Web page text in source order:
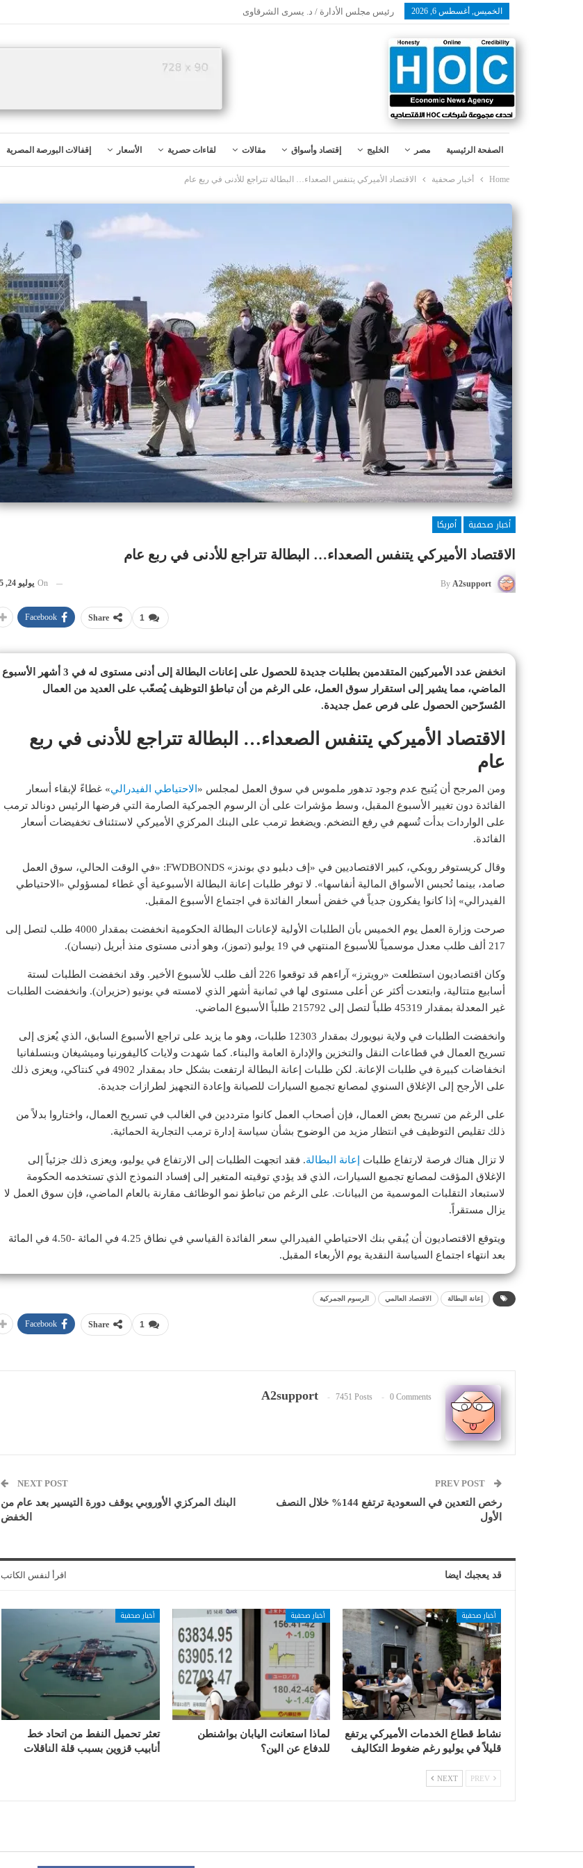
الخميس, أغسطس 6, 2026 رئيس مجلس الأدارة / د. يسرى الشرقاوى
الصفحة الرئيسية مصر الخليج إقتصاد وأسواق مقالات لقاءات حصرية الأسعار إقفالات البورصة المصرية
Home أخبار صحفية الاقتصاد الأميركي يتنفس الصعداء… البطالة تتراجع للأدنى في ربع عام
أخبار صحفية
أمريكا
الاقتصاد الأميركي يتنفس الصعداء… البطالة تتراجع للأدنى في ربع عام
By A2support
On يوليو 24, 2025
1
Share
Facebook
انخفض عدد الأميركيين المتقدمين بطلبات جديدة للحصول على إعانات البطالة إلى أدنى مستوى له في 3 أشهر الأسبوع
الماضي، مما يشير إلى استقرار سوق العمل، على الرغم من أن تباطؤ التوظيف يُصعّب على العديد من العمال
المُسرّحين الحصول على فرص عمل جديدة.
الاقتصاد الأميركي يتنفس الصعداء… البطالة تتراجع للأدنى في ربع
عام
ومن المرجح أن يُتيح عدم وجود تدهور ملموس في سوق العمل لمجلس « الاحتياطي الفيدرالي» غطاءً لإبقاء أسعار
الفائدة دون تغيير الأسبوع المقبل، وسط مؤشرات على أن الرسوم الجمركية الصارمة التي فرضها الرئيس دونالد ترمب
على الواردات بدأت تُسهم في رفع التضخم. ويضغط ترمب على البنك المركزي الأميركي لاستئناف تخفيضات أسعار
الفائدة.
وقال كريستوفر روبكي، كبير الاقتصاديين في «إف دبليو دي بوندز» FWDBONDS: «في الوقت الحالي، سوق العمل
صامد، بينما تُحبس الأسواق المالية أنفاسها». لا توفر طلبات إعانة البطالة الأسبوعية أي غطاء لمسؤولي «الاحتياطي
الفيدرالي» إذا كانوا يفكرون جدياً في خفض أسعار الفائدة في اجتماع الأسبوع المقبل.
صرحت وزارة العمل يوم الخميس بأن الطلبات الأولية لإعانات البطالة الحكومية انخفضت بمقدار 4000 طلب لتصل إلى
217 ألف طلب معدل موسمياً للأسبوع المنتهي في 19 يوليو (تموز)، وهو أدنى مستوى منذ أبريل (نيسان).
وكان اقتصاديون استطلعت «رويترز» آراءهم قد توقعوا 226 ألف طلب للأسبوع الأخير. وقد انخفضت الطلبات لستة
أسابيع متتالية، وابتعدت أكثر عن أعلى مستوى لها في ثمانية أشهر الذي لامسته في يونيو (حزيران). وانخفضت الطلبات
غير المعدلة بمقدار 45319 طلباً لتصل إلى 215792 طلباً الأسبوع الماضي.
وانخفضت الطلبات في ولاية نيويورك بمقدار 12303 طلبات، وهو ما يزيد على تراجع الأسبوع السابق، الذي يُعزى إلى
تسريح العمال في قطاعات النقل والتخزين والإدارة العامة والبناء. كما شهدت ولايات كاليفورنيا وميشيغان وبنسلفانيا
انخفاضات كبيرة في طلبات الإعانة. لكن طلبات إعانة البطالة ارتفعت بشكل حاد بمقدار 4902 في كنتاكي، ويعزى ذلك
على الأرجح إلى الإغلاق السنوي لمصانع تجميع السيارات للصيانة وإعادة التجهيز لطرازات جديدة.
على الرغم من تسريح بعض العمال، فإن أصحاب العمل كانوا مترددين في الغالب في تسريح العمال، واختاروا بدلاً من
ذلك تقليص التوظيف في انتظار مزيد من الوضوح بشأن سياسة إدارة ترمب التجارية الحمائية.
لا تزال هناك فرصة لارتفاع طلبات إعانة البطالة. فقد اتجهت الطلبات إلى الارتفاع في يوليو، ويعزى ذلك جزئياً إلى
الإغلاق المؤقت لمصانع تجميع السيارات، الذي قد يؤدي توقيته المتغير إلى إفساد النموذج الذي تستخدمه الحكومة
لاستبعاد التقلبات الموسمية من البيانات. على الرغم من تباطؤ نمو الوظائف مقارنة بالعام الماضي، فإن سوق العمل لا
يزال مستقراً.
ويتوقع الاقتصاديون أن يُبقي بنك الاحتياطي الفيدرالي سعر الفائدة القياسي في نطاق 4.25 في المائة -4.50 في المائة
بعد انتهاء اجتماع السياسة النقدية يوم الأربعاء المقبل.
إعانة البطالة الاقتصاد العالمي الرسوم الجمركية
1
Share
Facebook
A2support 7451 Posts 0 Comments
رخص التعدين في السعودية ترتفع 144% خلال النصف
الأول
NEXT POST
البنك المركزي الأوروبي يوقف دورة التيسير بعد عام من
الخفض
قد يعجبك ايضا اقرأ لنفس الكاتب
أخبار صحفية
نشاط قطاع الخدمات الأميركي يرتفع
قليلاً في يوليو رغم ضغوط التكاليف
أخبار صحفية
لماذا استعانت اليابان بواشنطن
للدفاع عن الين؟
أخبار صحفية
تعثر تحميل النفط من اتحاد خط
أنابيب قزوين بسبب قلة الناقلات
NEXT